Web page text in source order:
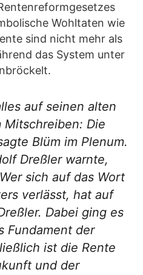
Wohltaten wie
sind nicht mehr als
das System unter
auf seinen alten
Mitschreiben: Die
Blüm im Plenum.
Dreßler warnte,
sich auf das Wort
verlässt, hat auf
Dabei ging es
Fundament der
ist die Rente
und der